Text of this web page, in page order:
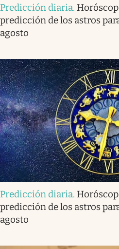
Predicción diaria.
predicción de los astros
agosto
Predicción diaria.
predicción de los astros
agosto